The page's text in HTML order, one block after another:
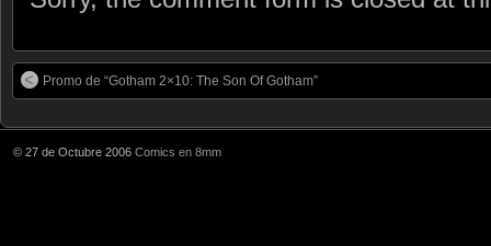
Promo de “Gotham 2×10: The Son Of Gotham”
© 27 de Octubre 2006 Comics en 8mm